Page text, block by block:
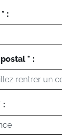
:
* :
: